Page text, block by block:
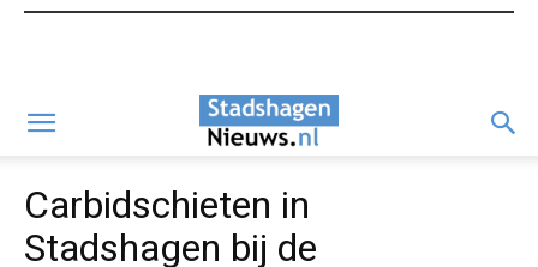
Carbidschieten in
Stadshagen bij de